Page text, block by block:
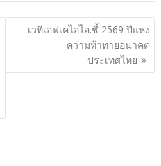
เวทีเอฟเคไอไอ.ชี้ 2569 ปีแห่ง
ความท้าทายอนาคต
ประเทศไทย